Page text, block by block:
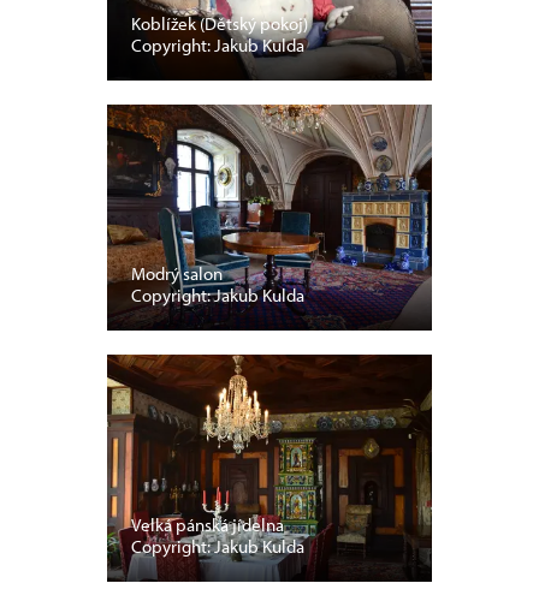
Koblížek (Dětský pokoj)
Copyright: Jakub Kulda
Modrý salon
Copyright: Jakub Kulda
Velká pánská jídelna
Copyright: Jakub Kulda